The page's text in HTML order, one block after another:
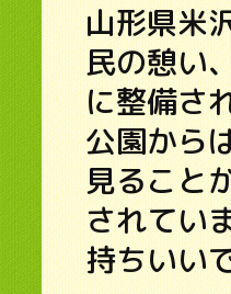
山形県米
民の憩い
に整備さ
公園から
見ること
されてい
持ちいい